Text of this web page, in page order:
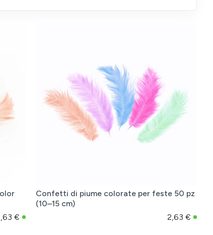
€
Confetti di piume colorate per feste 50 pz
(10–15 cm)
2,63 €